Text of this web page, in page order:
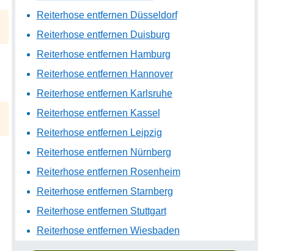
Reiterhose entfernen Düsseldorf
Reiterhose entfernen Duisburg
Reiterhose entfernen Hamburg
Reiterhose entfernen Hannover
Reiterhose entfernen Karlsruhe
Reiterhose entfernen Kassel
Reiterhose entfernen Leipzig
Reiterhose entfernen Nürnberg
Reiterhose entfernen Rosenheim
Reiterhose entfernen Starnberg
Reiterhose entfernen Stuttgart
Reiterhose entfernen Wiesbaden